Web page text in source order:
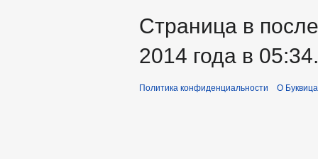
Страница в
2014 года в 05:34.
Политика конфиденциальности О Буквица